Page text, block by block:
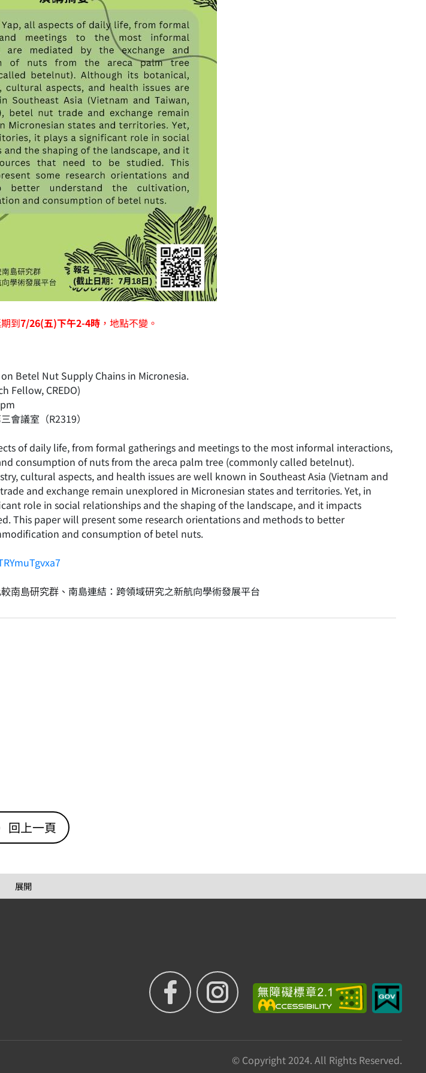
到7/26(五)下午2-4時 ，地點不變。
Betel Nut Supply Chains in Micronesia.
Fellow, CREDO)
會議室（R2319）
of daily life, from formal gatherings and meetings to the most informal interactions,
consumption of nuts from the areca palm tree (commonly called betelnut).
cultural aspects, and health issues are well known in Southeast Asia (Vietnam and
and exchange remain unexplored in Micronesian states and territories. Yet, in
role in social relationships and the shaping of the landscape, and it impacts
This paper will present some research orientations and methods to better
and consumption of betel nuts.
南島研究群、 南島連結：跨領域研究之新航向學術發展平台
回上一頁
展開
© Copyright 2024. All Rights Reserved.